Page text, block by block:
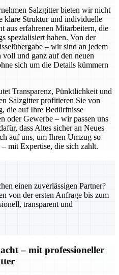
Salzgitter bieten wir nicht
klare Struktur und individuelle
aus erfahrenen Mitarbeitern, die
spezialisiert haben. Von der
– wir sind an jedem
und ganz auf den neuen
sich um die Details kümmern
Transparenz, Pünktlichkeit und
Salzgitter profitieren Sie von
die auf Ihre Bedürfnisse
oder Gewerbe – wir passen uns
dass Altes sicher an Neues
auf uns, um Ihren Umzug so
mit Expertise, die sich zahlt.
einen zuverlässigen Partner?
von der ersten Anfrage bis zum
transparent und
– mit professioneller